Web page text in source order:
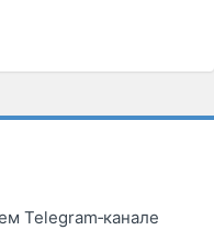
Telegram‑канале